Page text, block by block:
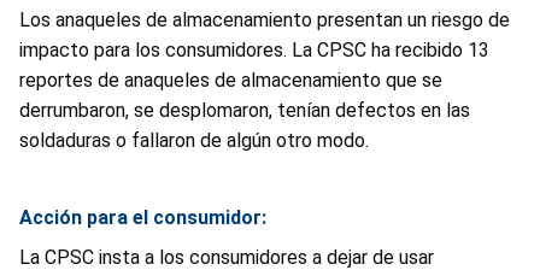
Los anaqueles de almacenamiento presentan un riesgo de
impacto para los consumidores. La CPSC ha recibido 13
reportes de anaqueles de almacenamiento que se
derrumbaron, se desplomaron, tenían defectos en las
soldaduras o fallaron de algún otro modo.
Acción para el consumidor:
La CPSC insta a los consumidores a dejar de usar